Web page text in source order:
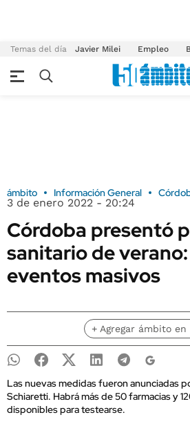
Temas del día Javier Milei Empleo
ámbito Información General
3 de enero 2022 - 20:24
Córdoba presentó
sanitario de
eventos masivos
+ Agregar ámbito en
Las nuevas medidas fueron anunciadas
Schiaretti. Habrá más de 50 farmacias y
disponibles para testearse.